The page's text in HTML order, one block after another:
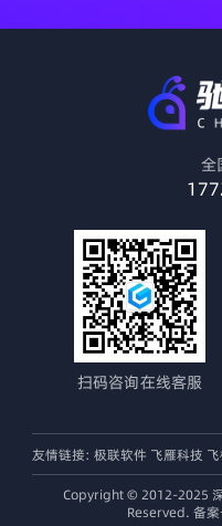
全
扫码咨询在线客服
友情链接: 极联软件 飞雁科技
Copyright © 2012-2025
Reserved. 备